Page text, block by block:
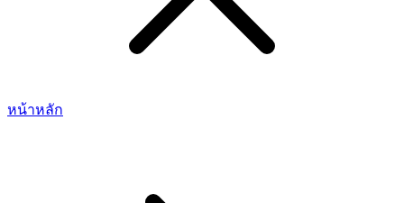
หน้าหลัก